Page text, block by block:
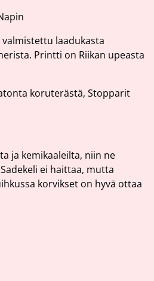
laadukasta
Printti on Riikan upeasta
koruterästä, Stopparit
ja kemikaaleilta, niin ne
ei haittaa, mutta
korvikset on hyvä ottaa